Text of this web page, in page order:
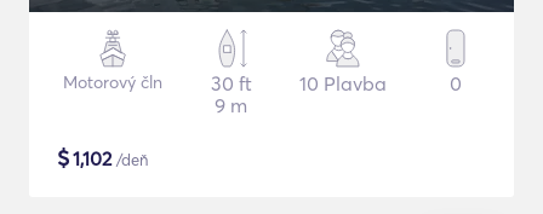
Motorový čln
30 ft
9 m
10 Plavba 0
$1,102/deň